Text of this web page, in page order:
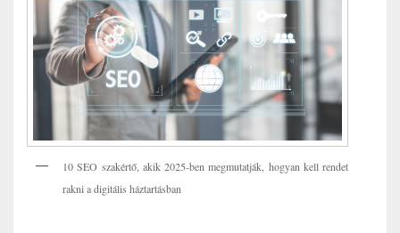
10 SEO szakértő, akik 2025-ben megmutatják, hogyan kell rendet
rakni a digitális háztartásban